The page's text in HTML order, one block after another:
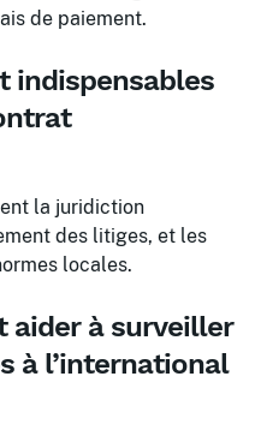
de paiement.
indispensables
la juridiction
des litiges, et les
locales.
aider à surveiller
à l’international